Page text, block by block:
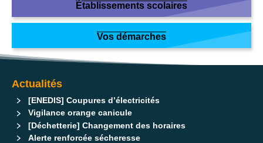
Établissements scolaires
Vos démarches
Actualités
[ENEDIS] Coupures d’électricités
Vigilance orange canicule
[Déchetterie] Changement des horaires
Alerte renforcée sécheresse